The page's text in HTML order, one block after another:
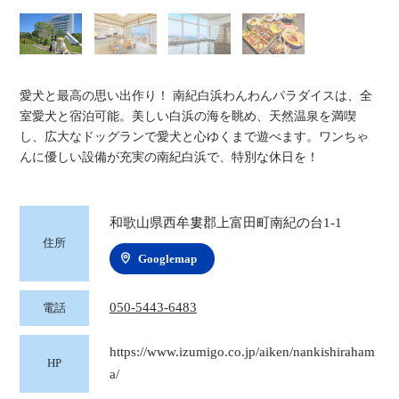
愛犬と最高の思い出作り！ 南紀白浜わんわんパラダイスは、全
室愛犬と宿泊可能。美しい白浜の海を眺め、天然温泉を満喫
し、広大なドッグランで愛犬と心ゆくまで遊べます。ワンちゃ
んに優しい設備が充実の南紀白浜で、特別な休日を！
住所
和歌山県西牟婁郡上富田町南紀の台1-1
Googlemap
電話 050-5443-6483
HP
https://www.izumigo.co.jp/aiken/nankishiraham
a/